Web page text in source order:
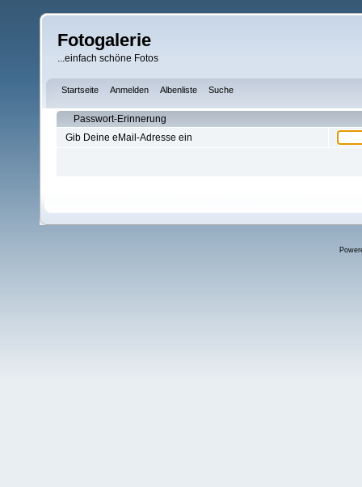
Fotogalerie
...einfach schöne Fotos
Startseite Anmelden Albenliste Suche
Passwort-Erinnerung
Gib Deine eMail-Adresse ein